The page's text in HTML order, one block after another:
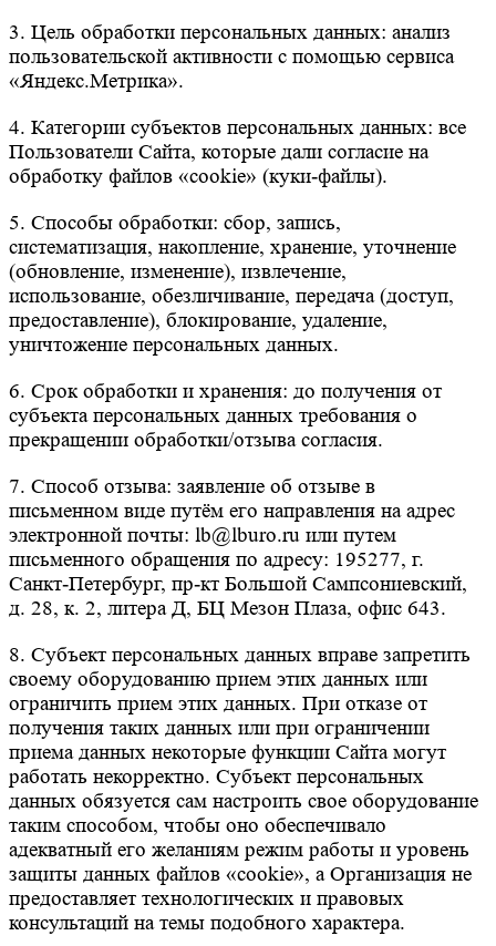
3. Цель обработки персональных данных: анализ
пользовательской активности с помощью сервиса
«Яндекс.Метрика».
4. Категории субъектов персональных данных: все
Пользователи Сайта, которые дали согласие на
обработку файлов «cookie» (куки-файлы).
5. Способы обработки: сбор, запись,
систематизация, накопление, хранение, уточнение
(обновление, изменение), извлечение,
использование, обезличивание, передача (доступ,
предоставление), блокирование, удаление,
уничтожение персональных данных.
6. Срок обработки и хранения: до получения от
субъекта персональных данных требования о
прекращении обработки/отзыва согласия.
7. Способ отзыва: заявление об отзыве в
письменном виде путём его направления на адрес
электронной почты: lb@lburo.ru или путем
письменного обращения по адресу: 195277, г.
Санкт-Петербург, пр-кт Большой Сампсониевский,
д. 28, к. 2, литера Д, БЦ Мезон Плаза, офис 643.
8. Субъект персональных данных вправе запретить
своему оборудованию прием этих данных или
ограничить прием этих данных. При отказе от
получения таких данных или при ограничении
приема данных некоторые функции Сайта могут
работать некорректно. Субъект персональных
данных обязуется сам настроить свое оборудование
таким способом, чтобы оно обеспечивало
адекватный его желаниям режим работы и уровень
защиты данных файлов «cookie», а Организация не
предоставляет технологических и правовых
консультаций на темы подобного характера.